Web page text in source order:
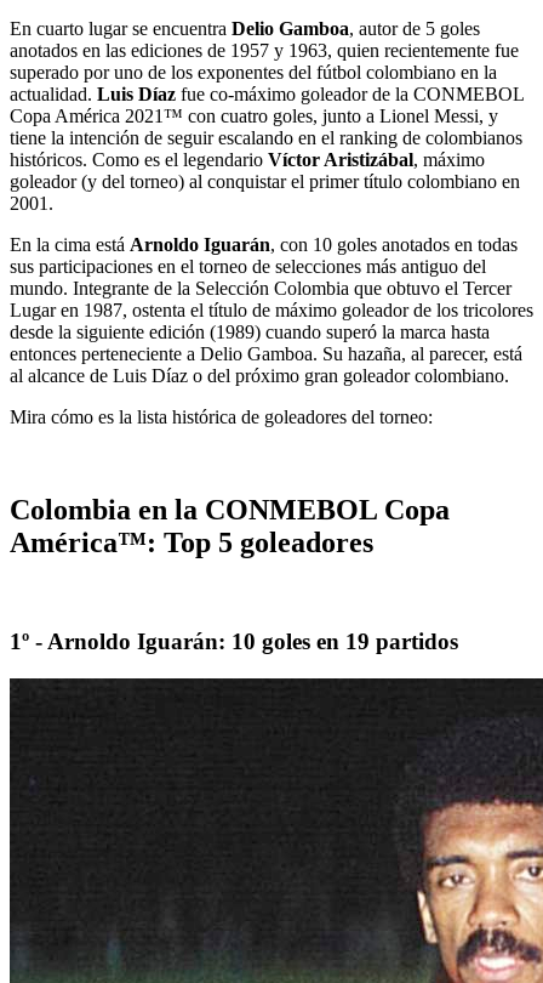
En cuarto lugar se encuentra Delio Gamboa, autor de 5 goles
anotados en las ediciones de 1957 y 1963, quien recientemente fue
superado por uno de los exponentes del fútbol colombiano en la
actualidad. Luis Díaz fue co-máximo goleador de la CONMEBOL
Copa América 2021™ con cuatro goles, junto a Lionel Messi, y
tiene la intención de seguir escalando en el ranking de colombianos
históricos. Como es el legendario Víctor Aristizábal, máximo
goleador (y del torneo) al conquistar el primer título colombiano en
2001.
En la cima está Arnoldo Iguarán, con 10 goles anotados en todas
sus participaciones en el torneo de selecciones más antiguo del
mundo. Integrante de la Selección Colombia que obtuvo el Tercer
Lugar en 1987, ostenta el título de máximo goleador de los tricolores
desde la siguiente edición (1989) cuando superó la marca hasta
entonces perteneciente a Delio Gamboa. Su hazaña, al parecer, está
al alcance de Luis Díaz o del próximo gran goleador colombiano.
Mira cómo es la lista histórica de goleadores del torneo:
Colombia en la CONMEBOL Copa
América™: Top 5 goleadores
1º - Arnoldo Iguarán: 10 goles en 19 partidos